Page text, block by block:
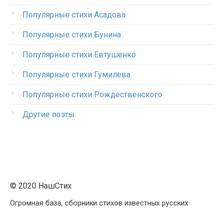
Популярные стихи Асадова
Популярные стихи Бунина
Популярные стихи Евтушенко
Популярные стихи Гумилева
Популярные стихи Рождественского
Другие поэты
© 2020 НашСтих
Огромная база, сборники стихов известных русских